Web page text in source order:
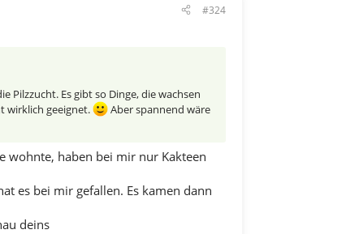
#324
Pilzzucht. Es gibt so Dinge, die wachsen
wirklich geeignet.
Aber spannend wäre
wohnte, haben bei mir nur Kakteen
es bei mir gefallen. Es kamen dann
deins